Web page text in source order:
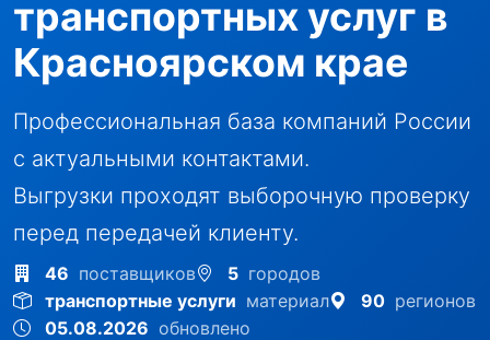
транспортных услуг в
Красноярском крае
Профессиональная база компаний России
с актуальными контактами.
Выгрузки проходят выборочную проверку
перед передачей клиенту.
46 поставщиков 5 городов
транспортные услуги материал 90 регионов
05.08.2026 обновлено